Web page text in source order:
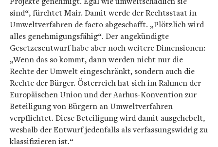
sind“, fürchtet Mair. Damit werde der Rechtsstaat in
Umweltverfahren de facto abgeschafft. „Plötzlich wird
alles genehmigungsfähig“. Der angekündigte
Gesetzesentwurf habe aber noch weitere Dimensionen:
„Wenn das so kommt, dann werden nicht nur die
Rechte der Umwelt eingeschränkt, sondern auch die
Rechte der Bürger. Österreich hat sich im Rahmen der
Europäischen Union und der Aarhus-Konvention zur
Beteiligung von Bürgern an Umweltverfahren
verpflichtet. Diese Beteiligung wird damit ausgehebelt,
weshalb der Entwurf jedenfalls als verfassungswidrig zu
klassifizieren ist.“